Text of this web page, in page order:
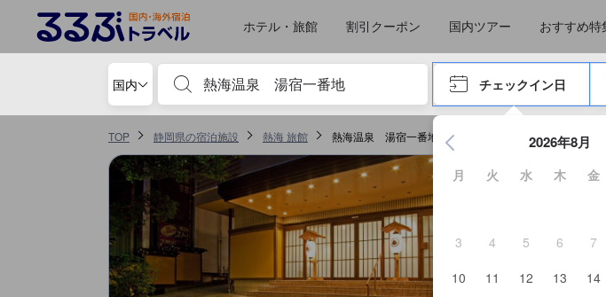
ホテル・旅館 割引クーポン 国内ツアー おすすめ特
国内
宿泊施設名やキーワードを入力し、矢印キーやタブキーで進み、エンターキーを押し
チェックイン日
エンターキーを押して日付選
2026年8月
月 火 水 木 金
3
4 5 6 7
10
11 12 13 14
TOP 静岡県の宿泊施設 熱海 旅館 熱海温泉 湯宿一番地を予約する
るるぶトラベルに掲載されているクチコミは実際に予約をし、宿泊を終えたゲストから提供されています